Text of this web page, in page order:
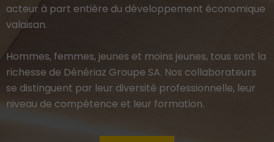
acteur à part entière du développement économique
valaisan.
Hommes, femmes, jeunes et moins jeunes, tous sont la
richesse de Dénériaz Groupe SA. Nos collaborateurs
se distinguent par leur diversité professionnelle, leur
niveau de compétence et leur formation.